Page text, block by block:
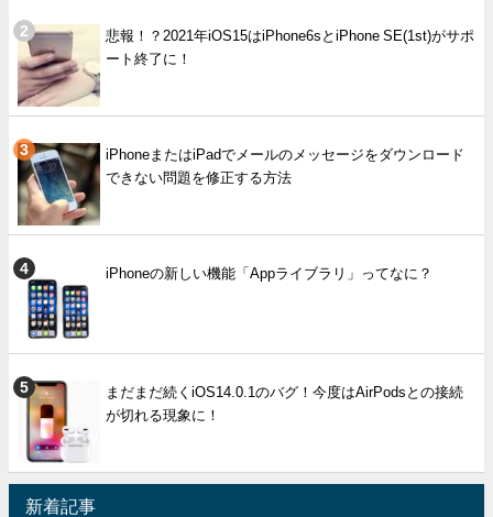
悲報！？2021年iOS15はiPhone6sとiPhone SE(1st)がサポ
ート終了に！
iPhoneまたはiPadでメールのメッセージをダウンロード
できない問題を修正する方法
iPhoneの新しい機能「Appライブラリ」ってなに？
まだまだ続くiOS14.0.1のバグ！今度はAirPodsとの接続
が切れる現象に！
新着記事